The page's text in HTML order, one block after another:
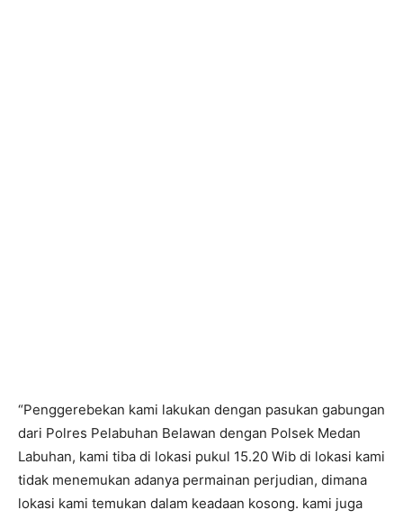
“Penggerebekan kami lakukan dengan pasukan gabungan
dari Polres Pelabuhan Belawan dengan Polsek Medan
Labuhan, kami tiba di lokasi pukul 15.20 Wib di lokasi kami
tidak menemukan adanya permainan perjudian, dimana
lokasi kami temukan dalam keadaan kosong. kami juga